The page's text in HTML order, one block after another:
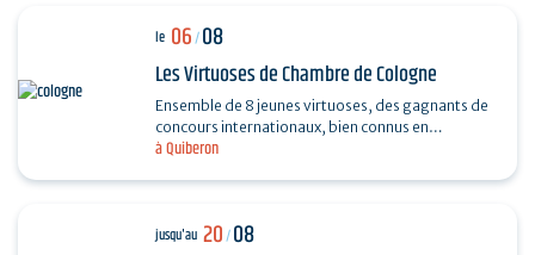
à Quiberon
le 06/08
Les Virtuoses de Chambre de Cologne
Ensemble de 8 jeunes virtuoses, des gagnants de
concours internationaux, bien connus en
Allemagne grâce à leur professionnalisme et à la
jusqu'au 20/08